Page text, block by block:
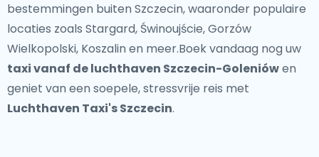
bestemmingen buiten Szczecin, waaronder populaire
locaties zoals Stargard, Świnoujście, Gorzów
Wielkopolski, Koszalin en meer.Boek vandaag nog uw
taxi vanaf de luchthaven Szczecin-Goleniówen
geniet van een soepele, stressvrije reis met
Luchthaven Taxi's Szczecin.